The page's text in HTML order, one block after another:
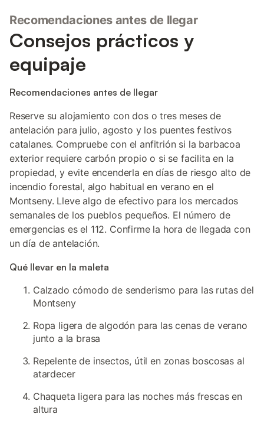
Recomendaciones antes de llegar
Consejos prácticos y
equipaje
Recomendaciones antes de llegar
Reserve su alojamiento con dos o tres meses de
antelación para julio, agosto y los puentes festivos
catalanes. Compruebe con el anfitrión si la barbacoa
exterior requiere carbón propio o si se facilita en la
propiedad, y evite encenderla en días de riesgo alto de
incendio forestal, algo habitual en verano en el
Montseny. Lleve algo de efectivo para los mercados
semanales de los pueblos pequeños. El número de
emergencias es el 112. Confirme la hora de llegada con
un día de antelación.
Qué llevar en la maleta
Calzado cómodo de senderismo para las rutas del
Montseny
Ropa ligera de algodón para las cenas de verano
junto a la brasa
Repelente de insectos, útil en zonas boscosas al
atardecer
Chaqueta ligera para las noches más frescas en
altura